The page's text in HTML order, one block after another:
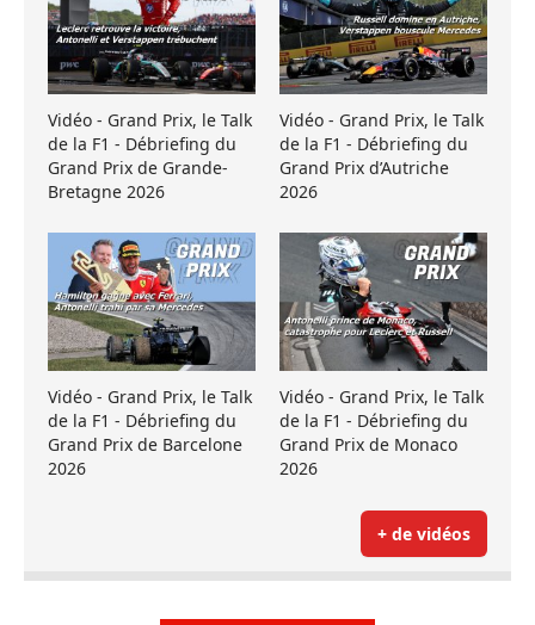
Vidéo - Grand Prix, le Talk
de la F1 - Débriefing du
Grand Prix de Grande-
Bretagne 2026
Vidéo - Grand Prix, le Talk
de la F1 - Débriefing du
Grand Prix d’Autriche
2026
Vidéo - Grand Prix, le Talk
de la F1 - Débriefing du
Grand Prix de Barcelone
2026
Vidéo - Grand Prix, le Talk
de la F1 - Débriefing du
Grand Prix de Monaco
2026
+ de vidéos